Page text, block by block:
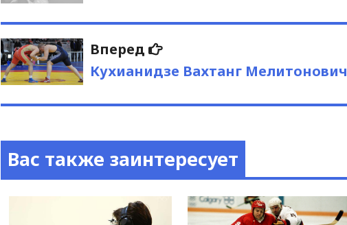
записям
Вперед
Следующая
запись:
Кухианидзе Вахтанг Мелитонович
Вас также заинтересует